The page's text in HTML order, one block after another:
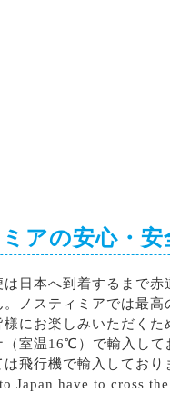
アの安心・安
日本へ到着するまで赤
ノスティミアでは最高
にお楽しみいただくた
（室温16℃）で輸入して
飛行機で輸入しており
Japan have to cross